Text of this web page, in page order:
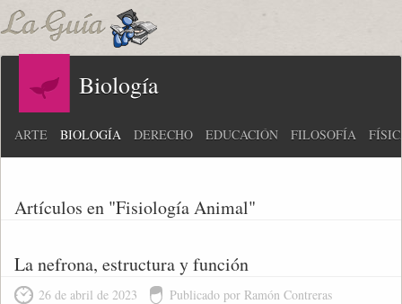
Biología
ARTE BIOLOGÍA DERECHO EDUCACIÓN FILOSOFÍA
Artículos en "Fisiología Animal"
La nefrona, estructura y función
26 de abril de 2023 Publicado por Ramón Contreras